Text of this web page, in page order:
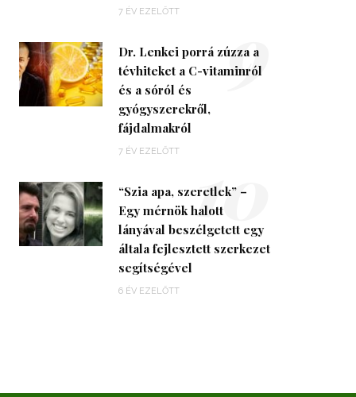
7 ÉV EZELŐTT
Dr. Lenkei porrá zúzza a
tévhiteket a C-vitaminról
és a sóról és
gyógyszerekről,
fájdalmakról
7 ÉV EZELŐTT
9
“Szia apa, szeretlek” –
Egy mérnök halott
lányával beszélgetett egy
általa fejlesztett szerkezet
segítségével
6 ÉV EZELŐTT
10